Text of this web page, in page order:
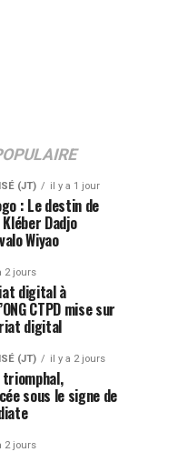
(JT) il y a 1 jour
: Le destin de
Dadjo
Wiyao
2 jours
digital à
CTPD mise sur
digital
(JT) il y a 2 jours
triomphal,
sous le signe de
2 jours